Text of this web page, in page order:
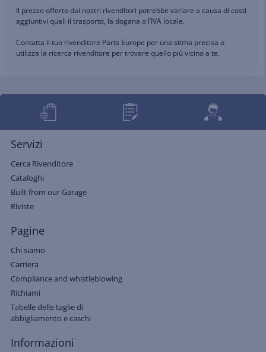
Il prezzo offerto dai nostri rivenditori potrebbe variare a causa di costi
aggiuntivi quali il trasporto, la dogana o l’IVA locale.
Contatta il tuo rivenditore Parts Europe per una stima precisa o
utilizza la ricerca rivenditore per trovare quello più vicino a te.
Servizi
Cerca Rivenditore
Cataloghi
Built from our Garage
Riviste
Pagine
Chi siamo
Carriera
Compliance and whistleblowing
Richiami
Tabelle delle taglie di
abbigliamento e caschi
Informazioni